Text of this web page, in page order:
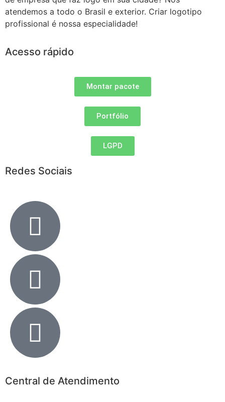
atendemos a todo o Brasil e exterior. Criar logotipo
profissional é nossa especialidade!
Acesso rápido
Montar pacote
Portfólio
LGPD
Redes Sociais
Central de Atendimento